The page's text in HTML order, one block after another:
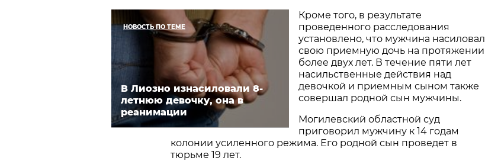
НОВОСТЬ ПО ТЕМЕ
В Лиозно изнасиловали 8-
летнюю девочку, она в
реанимации
Кроме того, в результате
проведенного расследования
установлено, что мужчина насиловал
свою приемную дочь на протяжении
более двух лет. В течение пяти лет
насильственные действия над
девочкой и приемным сыном также
совершал родной сын мужчины.
Могилевский областной суд
приговорил мужчину к 14 годам
колонии усиленного режима. Его родной сын проведет в
тюрьме 19 лет.